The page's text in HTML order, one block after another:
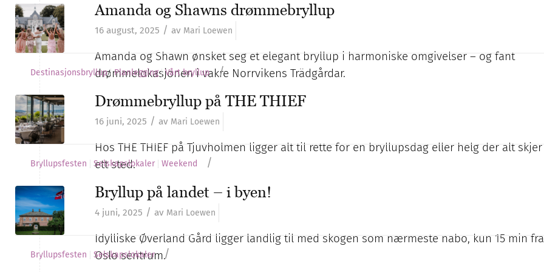
Amanda og Shawns drømmebryllup
16 august, 2025 / av Mari Loewen
Amanda og Shawn ønsket seg et elegant bryllup i harmoniske omgivelser – og fant
drømmelokasjonen i vakre Norrvikens Trädgårdar.
Destinasjonsbryllup Planlegging Vårt bryllup /
Drømmebryllup på THE THIEF
16 juni, 2025 / av Mari Loewen
Hos THE THIEF på Tjuvholmen ligger alt til rette for en bryllupsdag eller helg der alt
ett sted.
Bryllupsfesten Selskapslokaler Weekend /
Bryllup på landet – i byen!
4 juni, 2025 / av Mari Loewen
Idylliske Øverland Gård ligger landlig til med skogen som nærmeste nabo, kun 15 min fra
Oslo sentrum.
Bryllupsfesten Selskapslokaler /